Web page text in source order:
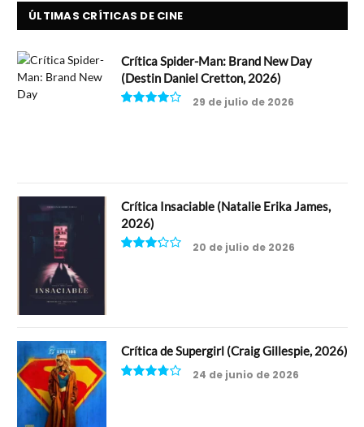
ÚLTIMAS CRÍTICAS DE CINE
Crítica Spider-Man: Brand New Day
(Destin Daniel Cretton, 2026)
29 de julio de 2026
Crítica Insaciable (Natalie Erika James,
2026)
20 de julio de 2026
Crítica de Supergirl (Craig Gillespie, 2026)
24 de junio de 2026